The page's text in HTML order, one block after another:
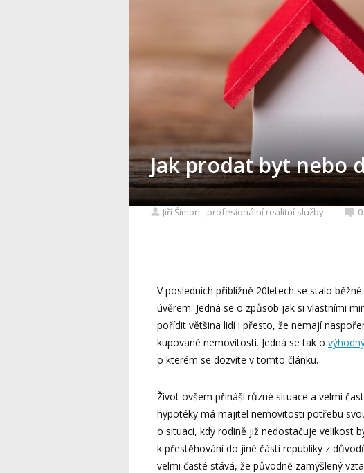
Jak prodat byt nebo
Jiří Šimon - profesionální realitní služby
V posledních přibližně 20letech se stalo
úvěrem. Jedná se o způsob jak si vlastními
pořídit většina lidí i přesto, že nemají
kupované nemovitosti. Jedná se tak o
o kterém se dozvíte v tomto článku.
Život ovšem přináší různé situace a velmi
hypotéky má majitel nemovitosti potřebu
o situaci, kdy rodině již nedostačuje velikost
k přestěhování do jiné části republiky z
velmi časté stává, že původně zamýšlený